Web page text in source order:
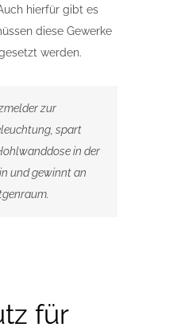
hierfür gibt es
diese Gewerke
werden.
zur
spart
in der
und gewinnt an
für